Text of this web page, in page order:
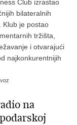
Club izrastao
bilateralnih
Klub je postao
tržišta,
i otvarajući
najkonkurentnijih
na